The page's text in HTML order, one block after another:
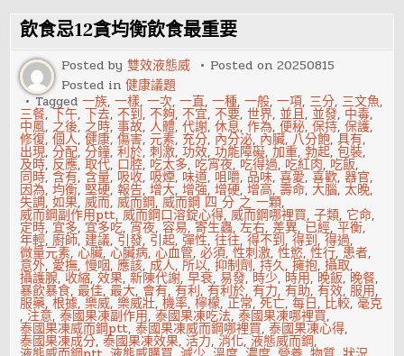
指
引
性
高
潮
的
到
來
飲食忌12貪均衡飲食最重要
Posted by雙效液態威 Posted on20250815
Posted in健康議題
Tagged一族,一樣,一次,一直,一種,一般,一項, 三分, 三文魚,
三餐,下午,下去,不到,不夠,不宜,不要,世界,並且,並發, 中毒,
中風, 之後, 之時,事故,人體,代謝,休息,作為,便秘,保持,保護,
修復,個人,健康,傷害,元素, 充分, 內分泌, 內臟, 八分飽,具有,
出現,分配,分鐘,利於,刺激,功效,功能障礙,加重,勃起,包裝,
及時, 反應,取代, 口腔, 吃太多, 吃宵夜, 吃得過, 吃紅肉, 吃飯,
同時,含有,含量, 吸收, 吸煙, 味道, 咀嚼, 品味,喜愛,喜歡,器官,
因為,均衡,堅硬,報告,增大,增強,增硬,增高,壽命,大腦,太晚,
失調,如果,威而,威而鋼,威而鋼 四 分 之 一顆,
威而鋼副作用ptt,威而鋼口溶錠心得,威而鋼哪裡買,子類, 它命,
定時,宜多,宜多吃, 宵夜,容易,寄生蟲,左右,差異, 已經,平衡,
年輕,廚師, 建議, 引發, 引起,彈性,往往,得不到,得到,得過,
微量元素,心臟,心臟病,心血管,必須,性刺激,性慾,性行, 患者,
意外, 愛撫,慢咽,應該, 成人,所以,抑制劑,持久,擁抱,攝取,
攝護腺, 收縮,效果,新陳代謝,早衰,易發, 時少, 時用, 晚飯, 晚餐,
暴飲暴食,最佳,最大, 會有,有利,有利於,有力,有助,有效,服用,
服藥,根據,樂威,樂威壯,機率,檸檬,正常,死亡,每日, 比較,毫克
, 注意,泰國果凍副作用,泰國果凍吃法,泰國果凍哪裡買,
泰國果凍威而鋼ptt,泰國果凍威而鋼哪裡買,泰國果凍心得,
泰國果凍成分,泰國果凍效果,活力,消化,液態威而鋼,